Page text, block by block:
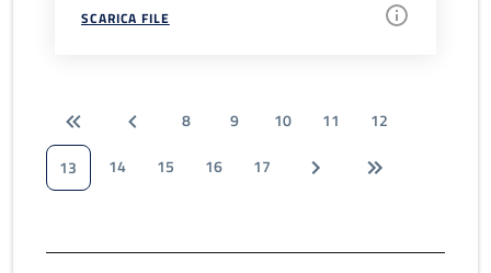
SCARICA FILE
8 9 10 11
12
13
14 15 16 17